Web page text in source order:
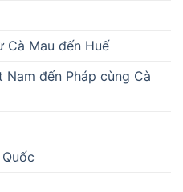
Cà Mau đến Huế
đến Pháp cùng Cà